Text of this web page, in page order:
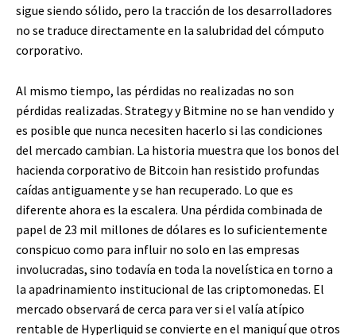
sigue siendo sólido, pero la tracción de los desarrolladores
no se traduce directamente en la salubridad del cómputo
corporativo.
Al mismo tiempo, las pérdidas no realizadas no son
pérdidas realizadas. Strategy y Bitmine no se han vendido y
es posible que nunca necesiten hacerlo si las condiciones
del mercado cambian. La historia muestra que los bonos del
hacienda corporativo de Bitcoin han resistido profundas
caídas antiguamente y se han recuperado. Lo que es
diferente ahora es la escalera. Una pérdida combinada de
papel de 23 mil millones de dólares es lo suficientemente
conspicuo como para influir no solo en las empresas
involucradas, sino todavía en toda la novelística en torno a
la apadrinamiento institucional de las criptomonedas. El
mercado observará de cerca para ver si el valía atípico
rentable de Hyperliquid se convierte en el maniquí que otros